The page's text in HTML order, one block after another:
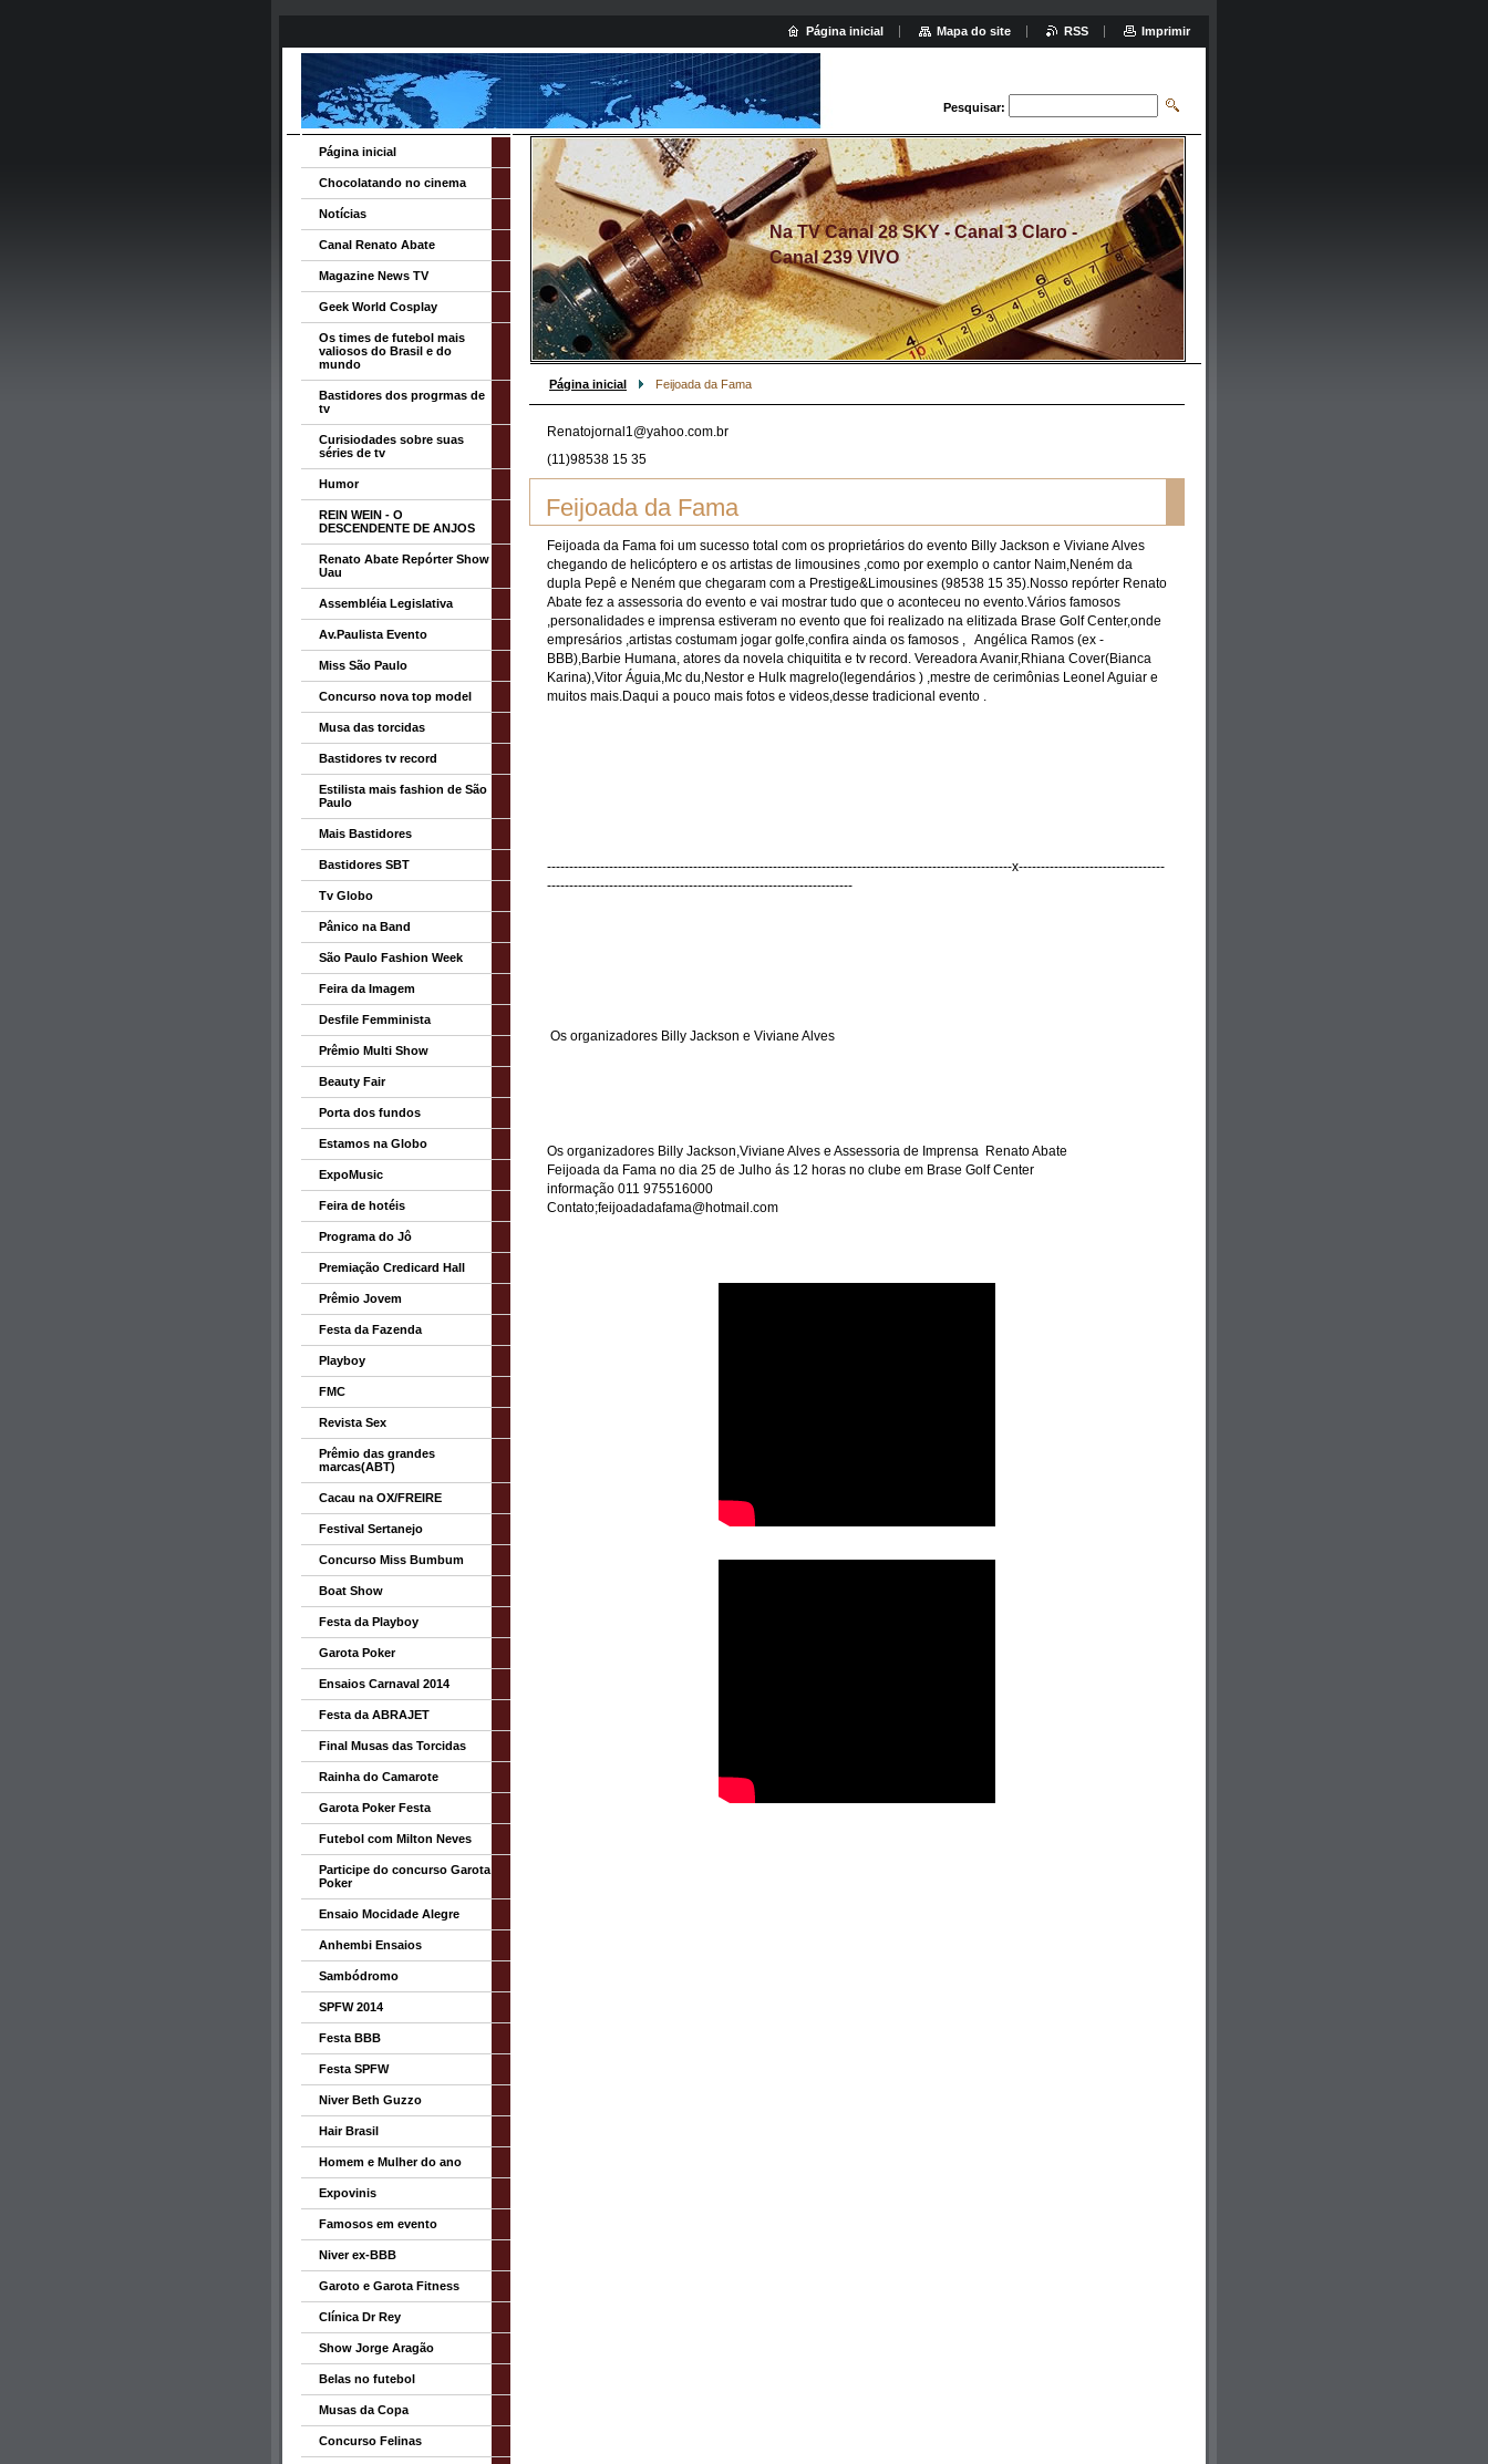
Pesquisar:
Na TV Canal 28 SKY - Canal 3 Claro -
Canal 239 VIVO
Página inicial Feijoada da Fama
Renatojornal1@yahoo.com.br
(11)98538 15 35
Feijoada da Fama
Feijoada da Fama foi um sucesso total com os proprietários do evento Billy Jackson e Viviane Alves
chegando de helicóptero e os artistas de limousines ,como por exemplo o cantor Naim,Neném da
dupla Pepê e Neném que chegaram com a Prestige&Limousines (98538 15 35).Nosso repórter Renato
Abate fez a assessoria do evento e vai mostrar tudo que o aconteceu no evento.Vários famosos
,personalidades e imprensa estiveram no evento que foi realizado na elitizada Brase Golf Center,onde
empresários ,artistas costumam jogar golfe,confira ainda os famosos , Angélica Ramos (ex -
BBB),Barbie Humana, atores da novela chiquitita e tv record. Vereadora Avanir,Rhiana Cover(Bianca
Karina),Vitor Águia,Mc du,Nestor e Hulk magrelo(legendários ) ,mestre de cerimônias Leonel Aguiar e
muitos mais.Daqui a pouco mais fotos e videos,desse tradicional evento .
---------------------------------------------------------------------------------------------------------x---------------------------------
---------------------------------------------------------------------
Os organizadores Billy Jackson e Viviane Alves
Os organizadores Billy Jackson,Viviane Alves e Assessoria de Imprensa Renato Abate
Feijoada da Fama no dia 25 de Julho ás 12 horas no clube em Brase Golf Center
informação 011 975516000
Contato;feijoadadafama@hotmail.com
Página inicial
Chocolatando no cinema
Notícias
Canal Renato Abate
Magazine News TV
Geek World Cosplay
Os times de futebol mais
valiosos do Brasil e do
mundo
Bastidores dos progrmas de
tv
Curisiodades sobre suas
séries de tv
Humor
REIN WEIN - O
DESCENDENTE DE ANJOS
Renato Abate Repórter Show
Uau
Assembléia Legislativa
Av.Paulista Evento
Miss São Paulo
Concurso nova top model
Musa das torcidas
Bastidores tv record
Estilista mais fashion de São
Paulo
Mais Bastidores
Bastidores SBT
Tv Globo
Pânico na Band
São Paulo Fashion Week
Feira da Imagem
Desfile Femminista
Prêmio Multi Show
Beauty Fair
Porta dos fundos
Estamos na Globo
ExpoMusic
Feira de hotéis
Programa do Jô
Premiação Credicard Hall
Prêmio Jovem
Festa da Fazenda
Playboy
FMC
Revista Sex
Prêmio das grandes
marcas(ABT)
Cacau na OX/FREIRE
Festival Sertanejo
Concurso Miss Bumbum
Boat Show
Festa da Playboy
Garota Poker
Ensaios Carnaval 2014
Festa da ABRAJET
Final Musas das Torcidas
Rainha do Camarote
Garota Poker Festa
Futebol com Milton Neves
Participe do concurso Garota
Poker
Ensaio Mocidade Alegre
Anhembi Ensaios
Sambódromo
SPFW 2014
Festa BBB
Festa SPFW
Niver Beth Guzzo
Hair Brasil
Homem e Mulher do ano
Expovinis
Famosos em evento
Niver ex-BBB
Garoto e Garota Fitness
Clínica Dr Rey
Show Jorge Aragão
Belas no futebol
Musas da Copa
Concurso Felinas
Página inicial Mapa do site RSS Imprimir